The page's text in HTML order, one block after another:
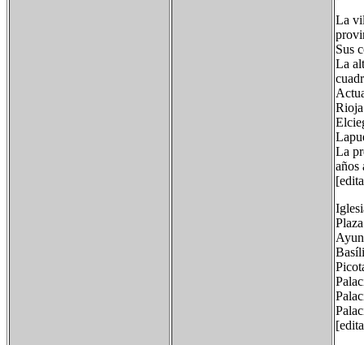
La
Sus
La
La
años